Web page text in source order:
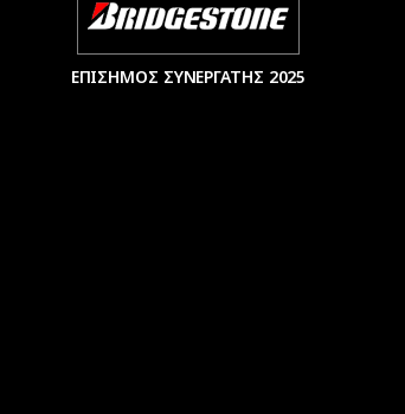
ΕΠΙΣΗΜΟΣ ΣΥΝΕΡΓΑΤΗΣ 2025